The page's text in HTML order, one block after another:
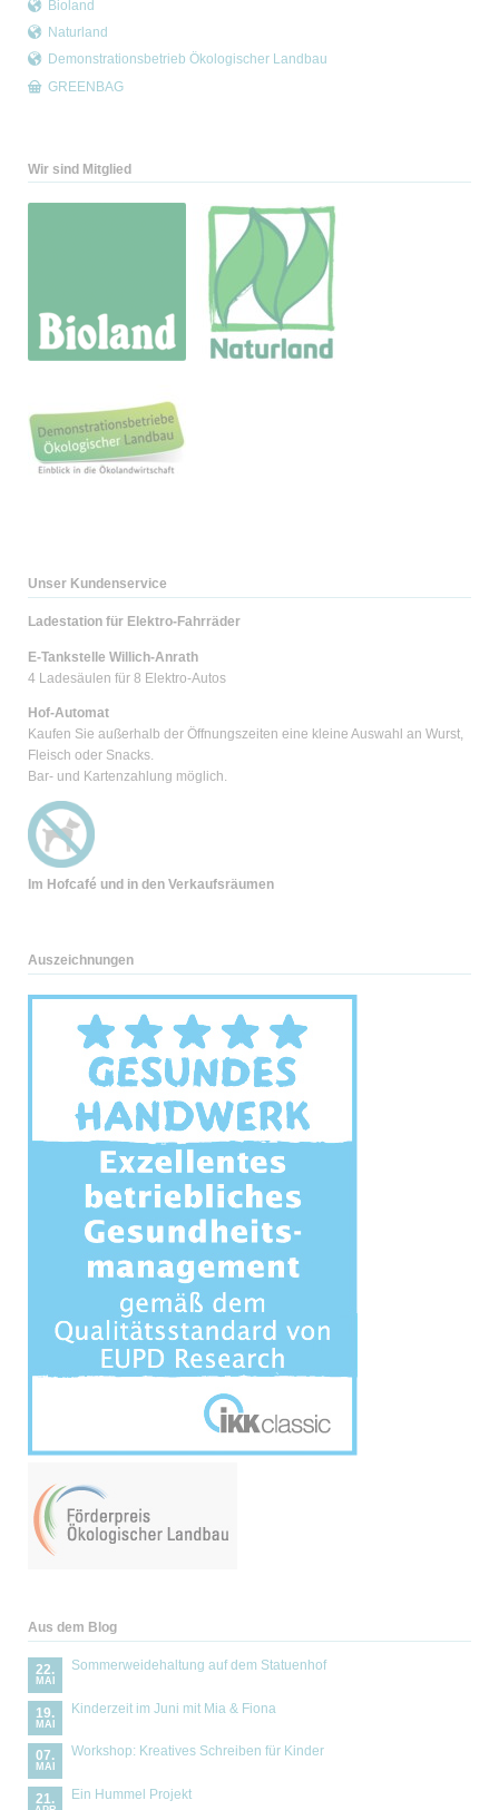
Bioland
Naturland
Demonstrationsbetrieb Ökologischer Landbau
GREENBAG
Wir sind Mitglied
Unser Kundenservice
Ladestation für Elektro-Fahrräder
E-Tankstelle Willich-Anrath
4 Ladesäulen für 8 Elektro-Autos
Hof-Automat
Kaufen Sie außerhalb der Öffnungszeiten eine kleine Auswahl an Wurst,
Fleisch oder Snacks.
Bar- und Kartenzahlung möglich.
Im Hofcafé und in den Verkaufsräumen
Auszeichnungen
Aus dem Blog
22.
MAI
Sommerweidehaltung auf dem Statuenhof
19.
MAI
Kinderzeit im Juni mit Mia & Fiona
07.
MAI
Workshop: Kreatives Schreiben für Kinder
21. Ein Hummel Projekt